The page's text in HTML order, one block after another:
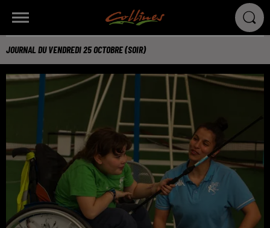
JOURNAL DU VENDREDI 25 OCTOBRE (SOIR)